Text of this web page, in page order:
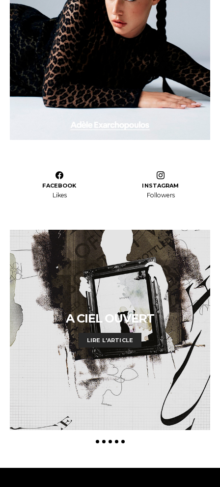
FACEBOOK
Likes
INSTAGRAM
Followers
A CIEL OUVERT
LIRE L'ARTICLE